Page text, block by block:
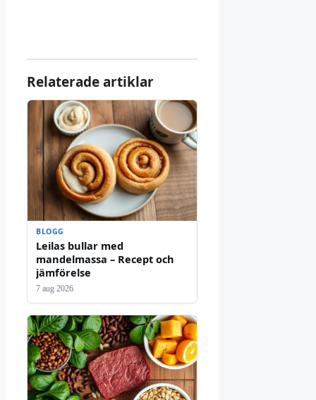
Relaterade artiklar
BLOGG
Leilas bullar med
mandelmassa – Recept och
jämförelse
7 aug 2026